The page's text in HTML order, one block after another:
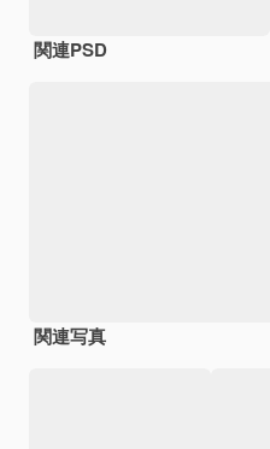
関連PSD
関連写真